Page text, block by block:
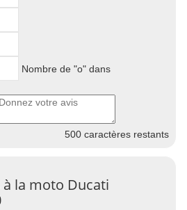
Nombre de "o" dans
500 caractères restants
la moto Ducati